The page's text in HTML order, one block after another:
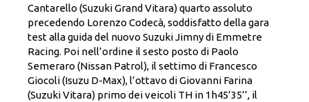
Cantarello (Suzuki Grand Vitara) quarto assoluto
precedendo Lorenzo Codecà, soddisfatto della gara
test alla guida del nuovo Suzuki Jimny di Emmetre
Racing. Poi nell’ordine il sesto posto di Paolo
Semeraro (Nissan Patrol), il settimo di Francesco
Giocoli (Isuzu D-Max), l’ottavo di Giovanni Farina
(Suzuki Vitara) primo dei veicoli TH in 1h45’35’’, il